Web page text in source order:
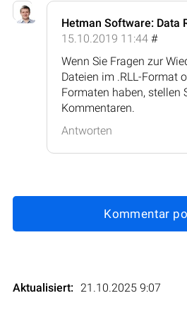
Hetman Software: Data
15.10.2019 11:44 #
Wenn Sie Fragen zur
Dateien im .RLL-Format
Formaten haben, stellen
Kommentaren.
Antworten
Kommentar
Aktualisiert: 21.10.2025 9:07